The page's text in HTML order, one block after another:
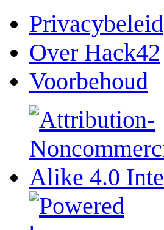
Privacybeleid
Over Hack42
Voorbehoud